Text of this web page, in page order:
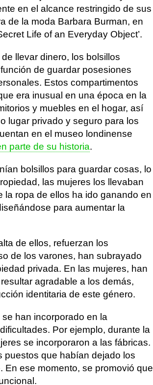
en el alcance restringido de sus
de la moda Barbara Burman, en
Life of an Everyday Object’.
llevar dinero, los bolsillos
de guardar posesiones
Estos compartimentos
era inusual en una época en la
y muebles en el hogar, así
lugar privado y seguro para los
en el museo londinense
parte de su historia.
bolsillos para guardar cosas, lo
las mujeres los llevaban
la ropa de ellos ha ido ganando en
para aumentar la
de ellos, refuerzan los
de los varones, han subrayado
privada. En las mujeres, han
agradable a los demás,
identitaria de este género.
han incorporado en la
Por ejemplo, durante la
se incorporaron a las fábricas.
puestos que habían dejado los
En ese momento, se promovió que